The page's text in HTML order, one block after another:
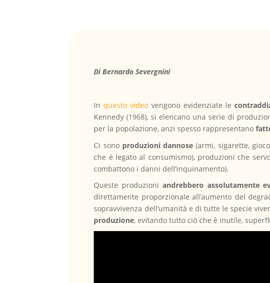
Di Bernardo Severgnini
Inquesto video vengono evidenziate le
Kennedy (1968), si elencano una serie di
per la popolazione, anzi spesso rappresentano
Ci sono produzioni dannose (armi, sigarette,
che è legato al consumismo), produzioni che
combattono i danni dell’inquinamento).
Queste produzioni andrebbero assolutamente
direttamente proporzionale all’aumento del
sopravvivenza dell’umanità e di tutte le specie
produzione, evitando tutto ciò che è inutile,